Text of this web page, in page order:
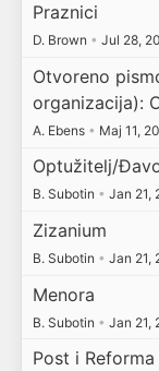
Praznici
D. Brown • Jul 28,
Otvoreno
organizacija):
A. Ebens • Maj 11,
Optužitelj/
B. Subotin • Jan 21,
Zizanium
B. Subotin • Jan 21,
Menora
B. Subotin • Jan 21,
Post i Reforma